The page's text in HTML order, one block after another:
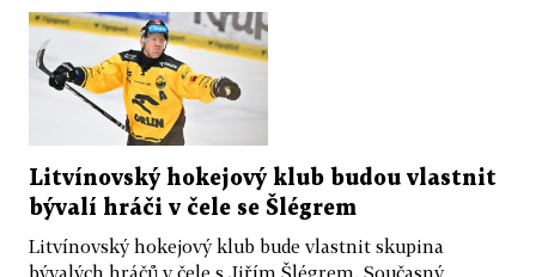
Litvínovský hokejový klub budou vlastnit
bývalí hráči v čele se Šlégrem
Litvínovský hokejový klub bude vlastnit skupina
bývalých hráčů v čele s Jiřím Šlégrem. Současný